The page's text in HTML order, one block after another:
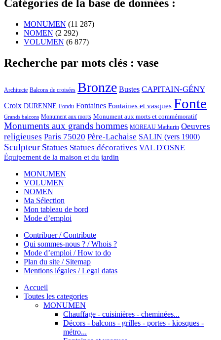
Catégories de la base de données :
MONUMEN (11 287)
NOMEN (2 292)
VOLUMEN (6 877)
Recherche par mots clés : vase
Architecte Balcons de croisées Bronze Bustes CAPITAIN-GÉNY
Croix DURENNE Fondu Fontaines Fontaines et vasques Fonte
Grands balcons Monument aux morts Monument aux morts et commémoratif
Monuments aux grands hommes MOREAU Mathurin Oeuvres
religieuses Paris 75020 Père-Lachaise SALIN (vers 1900)
Sculpteur Statues Statues décoratives VAL D'OSNE
Équipement de la maison et du jardin
MONUMEN
VOLUMEN
NOMEN
Ma Sélection
Mon tableau de bord
Mode d’emploi
Contribuer / Contribute
Qui sommes-nous ? / Whois ?
Mode d’emploi / How to do
Plan du site / Sitemap
Mentions légales / Legal datas
Accueil
Toutes les categories
MONUMEN
Chauffage - cuisinières - cheminées...
Décors - balcons - grilles - portes - kiosques -
métro...